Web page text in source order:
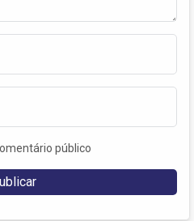
público